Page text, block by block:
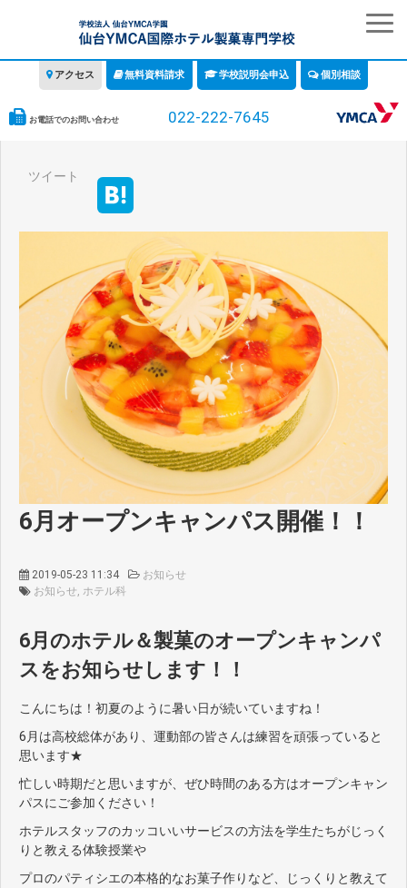
アクセス 無料資料請求 学校説明会申込 個別相談
お電話でのお問い合わせ 022-222-7645
みなさまへ
情報公開
募集要項・学費・入学ガイド
ツイート
6月オープンキャンパス開催！！
2019-05-23 11:34
お知らせ
お知らせ ホテル科
6月のホテル＆製菓のオープンキャンパ
スをお知らせします！！
こんにちは！初夏のように暑い日が続いていますね！
6月は高校総体があり、運動部の皆さんは練習を頑張っていると
思います★
忙しい時期だと思いますが、ぜひ時間のある方はオープンキャン
パスにご参加ください！
ホテルスタッフのカッコいいサービスの方法を学生たちがじっく
りと教える体験授業や
プロのパティシエの本格的なお菓子作りなど、じっくりと教えて